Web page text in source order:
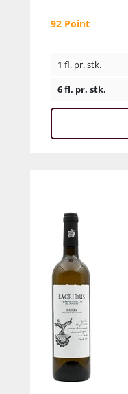
92 Point
1 fl. pr. stk.
6 fl. pr. stk.